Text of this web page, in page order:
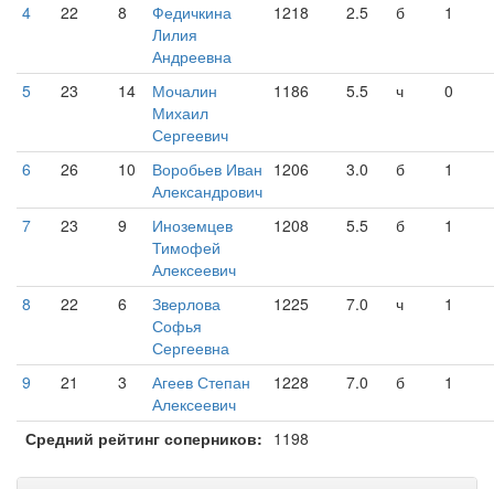
4 22 8
Федичкина
Лилия
Андреевна
1218 2.5 б 1
5 23 14
Мочалин
Михаил
Сергеевич
1186 5.5 ч 0
6 26 10
Воробьев Иван
Александрович
1206 3.0 б 1
7 23 9
Иноземцев
Тимофей
Алексеевич
1208 5.5 б 1
8 22 6
Зверлова
Софья
Сергеевна
1225 7.0 ч 1
9 21 3
Агеев Степан
Алексеевич
1228 7.0 б 1
Средний рейтинг соперников: 1198